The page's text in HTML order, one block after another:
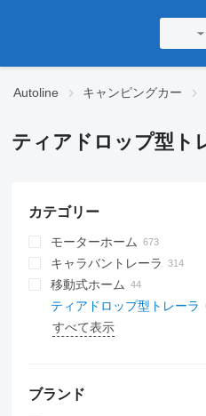
Autoline キャンピングカー
ティアドロップ型ト
カテゴリー
モーターホーム
セミインテグレーテッド
ーム
キャンピングカーへの改
一体型キャンピングカー
アルコーベン
キャラバントレーラ
移動式ホーム
ティアドロップ型トレーラ
すべて表示
ブランド